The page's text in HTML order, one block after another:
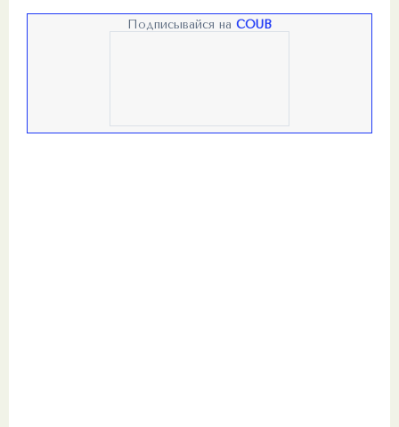
Подписывайся на COUB